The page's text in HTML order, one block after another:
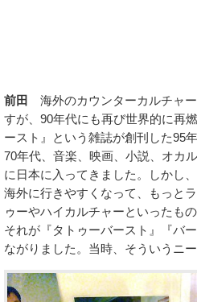
前田
海外のカウンターカルチャ
すが、90年代にも再び世界的に再
ースト』という雑誌が創刊した95
70年代、音楽、映画、小説、オカ
に日本に入ってきました。しかし
海外に行きやすくなって、もっと
ゥーやハイカルチャーといったも
それが『タトゥーバースト』『バ
ながりました。当時、そういうニ